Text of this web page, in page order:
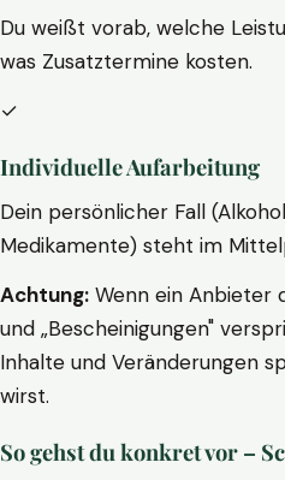
Du weißt vorab, welche
was Zusatztermine kosten.
✓
Individuelle Aufarbeitung
Dein persönlicher Fall
Medikamente) steht im
Achtung: Wenn ein Anbieter
und „Bescheinigungen"
Inhalte und Veränderungen
wirst.
So gehst du konkret vor –